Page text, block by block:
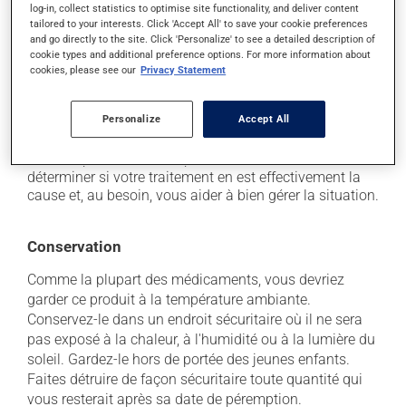
il peut causer une fatigue inhabituelle;
il peut causer des étourdissements ou vous endormir
- soyez prudent avant de prendre le volant.
traitement. Si vous croyez que ce produit est la cause
d'un problème qui vous incommode, qu'il soit
mentionné ici ou non, discutez-en avec votre médecin
déterminer si votre traitement en est effectivement la
cause et, au besoin, vous aider à bien gérer la situation.
Conservation
Comme la plupart des médicaments, vous devriez
garder ce produit à la température ambiante.
Conservez-le dans un endroit sécuritaire où il ne sera
pas exposé à la chaleur, à l'humidité ou à la lumière du
soleil. Gardez-le hors de portée des jeunes enfants.
Faites détruire de façon sécuritaire toute quantité qui
vous resterait après sa date de péremption.
log-in, collect statistics to optimise site functionality, and deliver content
tailored to your interests. Click 'Accept All' to save your cookie preferences
and go directly to the site. Click 'Personalize' to see a detailed description of
cookie types and additional preference options. For more information about
cookies, please see our Privacy Statement
Personalize Accept All